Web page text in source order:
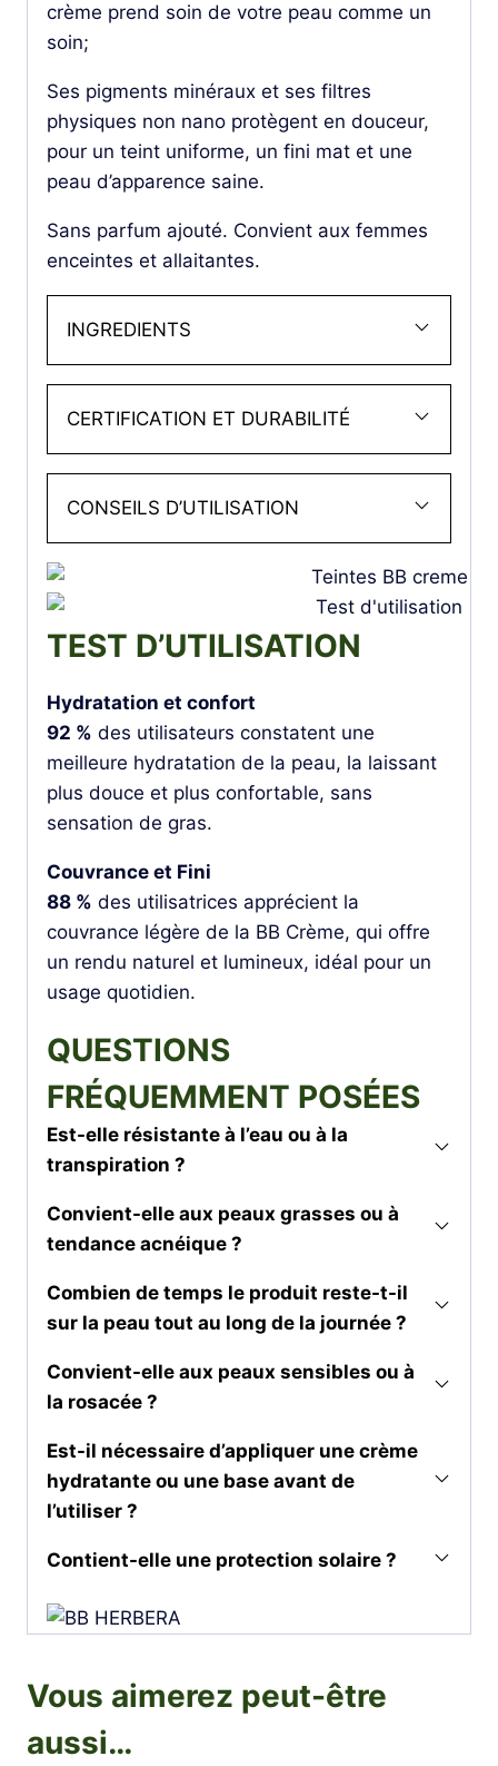
crème prend soin de votre peau comme un
soin;
Ses pigments minéraux et ses filtres
physiques non nano protègent en douceur,
pour un teint uniforme, un fini mat et une
peau d’apparence saine.
Sans parfum ajouté. Convient aux femmes
enceintes et allaitantes.
INGREDIENTS
CERTIFICATION ET DURABILITÉ
CONSEILS D’UTILISATION
TEST D’UTILISATION
Hydratation et confort
92 % des utilisateurs constatent une
meilleure hydratation de la peau, la laissant
plus douce et plus confortable, sans
sensation de gras.
Couvrance et Fini
88 % des utilisatrices apprécient la
couvrance légère de la BB Crème, qui offre
un rendu naturel et lumineux, idéal pour un
usage quotidien.
QUESTIONS
FRÉQUEMMENT POSÉES
Est-elle résistante à l’eau ou à la
transpiration ?
Convient-elle aux peaux grasses ou à
tendance acnéique ?
Combien de temps le produit reste-t-il
sur la peau tout au long de la journée ?
Convient-elle aux peaux sensibles ou à
la rosacée ?
Est-il nécessaire d’appliquer une crème
hydratante ou une base avant de
l’utiliser ?
Contient-elle une protection solaire ?
Vous aimerez peut-être
aussi…